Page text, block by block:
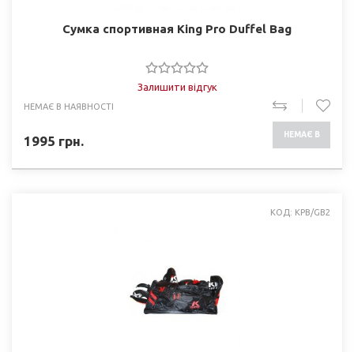
Сумка спортивная King Pro Duffel Bag
Залишити відгук
НЕМАЄ В НАЯВНОСТІ
1995 грн. НЕМАЄ В
КОД: KPB/GB2